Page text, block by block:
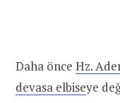
Daha önce Hz.
devasa elbiseye